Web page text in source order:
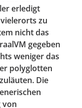
erledigt
zu
nicht das
gegeben
weniger das
polyglotten
Die
von